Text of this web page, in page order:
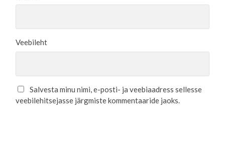
Veebileht
Salvesta minu nimi, e-posti- ja veebiaadress sellesse
veebilehitsejasse järgmiste kommentaaride jaoks.